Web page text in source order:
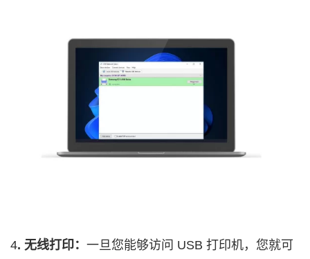
4. 无线打印： 一旦您能够访问 USB 打印机，您就可